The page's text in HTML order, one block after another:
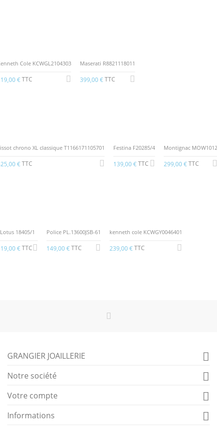
Cole KCWGL2104303
€TTC
Maserati R8821118011
399,00 €TTC
chrono XL classique T1166171105701
€TTC
Festina F20285/4
139,00 €TTC
Montignac MOW1012
299,00 €TTC
Lotus 18405/1
€TTC
Police PL.13600JSB-61
149,00 €TTC
kenneth cole KCWGY0046401
239,00 €TTC
GRANGIER JOAILLERIE 
Notre société 
Votre compte 
Informations 